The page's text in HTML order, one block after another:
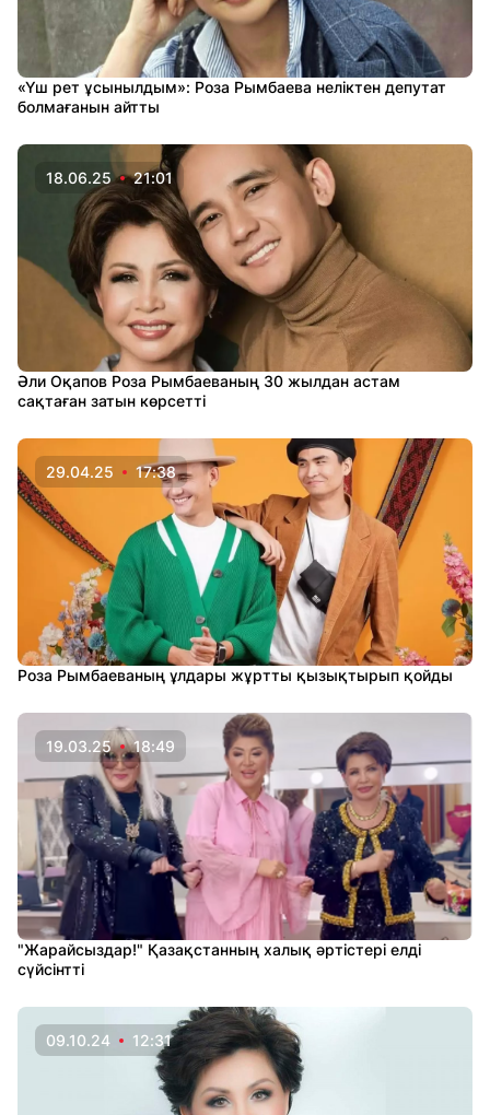
«Үш рет ұсынылдым»: Роза Рымбаева неліктен депутат
болмағанын айтты
18.06.25 21:01
Әли Оқапов Роза Рымбаеваның 30 жылдан астам
сақтаған затын көрсетті
29.04.25 17:38
Роза Рымбаеваның ұлдары жұртты қызықтырып қойды
19.03.25 18:49
"Жарайсыздар!" Қазақстанның халық әртістері елді
сүйсінтті
09.10.24 12:31